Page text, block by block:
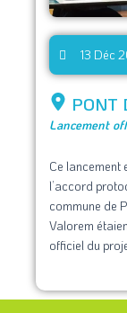
13 Déc
PONT
Lancement
Ce lancement
l’accord
commune de
Valorem
officiel du